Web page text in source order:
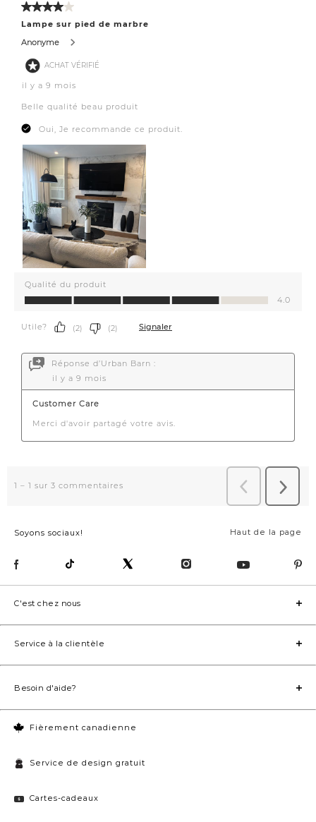
Haut de la page
Soyons sociaux!
Fièrement canadienne
Service de design gratuit
Cartes-cadeaux
C'est chez nous
Service à la clientèle
Besoin d'aide?